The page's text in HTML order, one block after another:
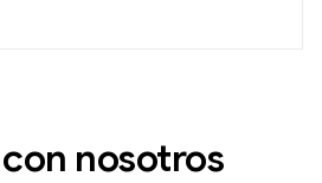
nosotros